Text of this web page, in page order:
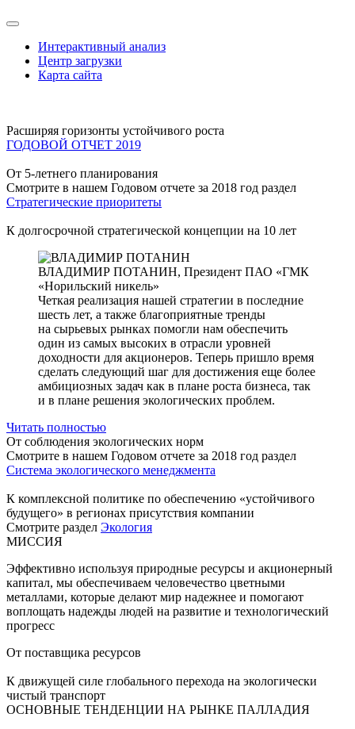
Интерактивный анализ
Центр загрузки
Карта сайта
Расширяя горизонты устойчивого роста
ГОДОВОЙ ОТЧЕТ 2019
От 5-летнего планирования
Смотрите в нашем Годовом отчете за 2018 год раздел
Стратегические приоритеты
К долгосрочной стратегической концепции на 10 лет
ВЛАДИМИР ПОТАНИН, Президент ПАО «ГМК
«Норильский никель»
Четкая реализация нашей стратегии в последние
шесть лет, а также благоприятные тренды
на сырьевых рынках помогли нам обеспечить
один из самых высоких в отрасли уровней
доходности для акционеров. Теперь пришло время
сделать следующий шаг для достижения еще более
амбициозных задач как в плане роста бизнеса, так
и в плане решения экологических проблем.
Читать полностью
От соблюдения экологических норм
Смотрите в нашем Годовом отчете за 2018 год раздел
Система экологического менеджмента
К комплексной политике по обеспечению «устойчивого
будущего» в регионах присутствия компании
Смотрите раздел Экология
МИССИЯ
Эффективно используя природные ресурсы и акционерный
капитал, мы обеспечиваем человечество цветными
металлами, которые делают мир надежнее и помогают
воплощать надежды людей на развитие и технологический
прогресс
От поставщика ресурсов
К движущей силе глобального перехода на экологически
чистый транспорт
ОСНОВНЫЕ ТЕНДЕНЦИИ НА РЫНКЕ ПАЛЛАДИЯ